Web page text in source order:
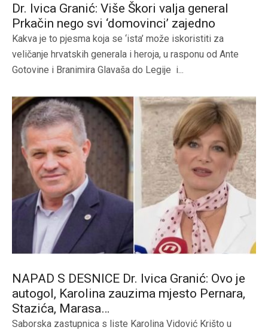
Dr. Ivica Granić: Više Škori valja general
Prkačin nego svi ‘domovinci’ zajedno
Kakva je to pjesma koja se ‘ista’ može iskoristiti za
veličanje hrvatskih generala i heroja, u rasponu od Ante
Gotovine i Branimira Glavaša do Legije i...
NAPAD S DESNICE Dr. Ivica Granić: Ovo je
autogol, Karolina zauzima mjesto Pernara,
Stazića, Marasa…
Saborska zastupnica s liste Karolina Vidović Krišto u